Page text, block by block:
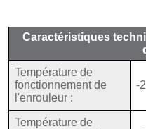
Caractéristiques
Température de
fonctionnement de
l'enrouleur :
-
Température de